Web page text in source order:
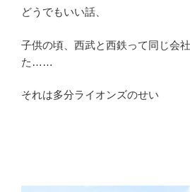
どうでもいい話、
子供の頃、西武と西鉄って同じ会
た……
それは多分ライオンズのせい